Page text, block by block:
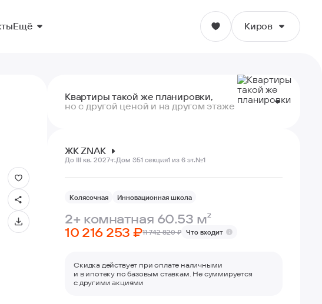
Ещё Киров
Ижевск
Екатеринбург
Пермь
Волгоград
Квартиры такой же планировки,
но с другой ценой и на другом этаже
2 эт. 63.00 м²
12 486 600 ₽
+ 647 089 ₽
12 486 600 ₽ ₽
ЖК ZNAK
До III кв. 2027 г.Дом 351 секция1 из 6 эт.№1
Колясочная Инновационная школа
2+ комнатная 60.53 м²
10 216 253 ₽11 742 820 ₽ Что входит
Скидка действует при оплате наличными
и в ипотеку по базовым ставкам. Не суммируется
с другими акциями